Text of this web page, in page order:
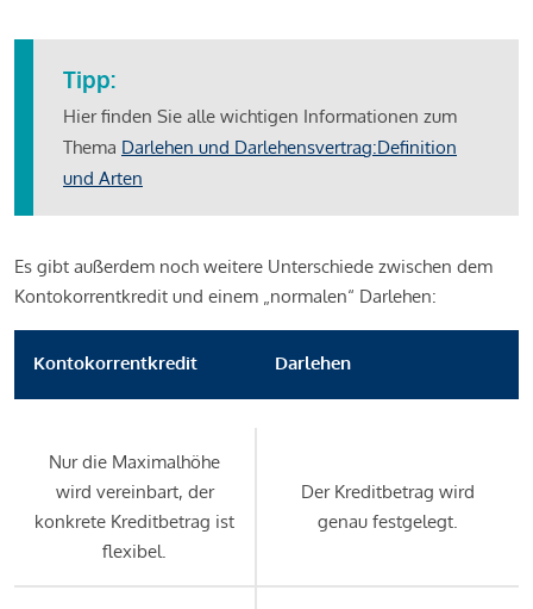
Tipp:
Hier finden Sie alle wichtigen Informationen zum
Thema Darlehen und Darlehensvertrag:Definition
und Arten
Es gibt außerdem noch weitere Unterschiede zwischen dem
Kontokorrentkredit und einem „normalen“ Darlehen:
Kontokorrentkredit Darlehen
Nur die Maximalhöhe
wird vereinbart, der
konkrete Kreditbetrag ist
flexibel.
Der Kreditbetrag wird
genau festgelegt.